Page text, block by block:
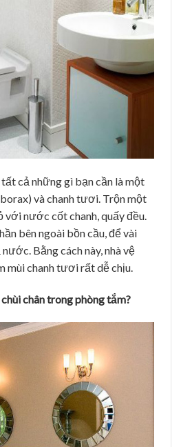
cả những gì bạn cần là một
và chanh tươi. Trộn một
với nước cốt chanh, quấy đều.
bên ngoài bồn cầu, để vài
Bằng cách này, nhà vệ
mùi chanh tươi rất dễ chịu.
chân trong phòng tắm?